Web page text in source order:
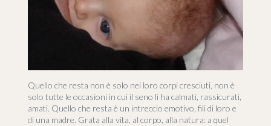
Quello che resta non è solo nei loro corpi cresciuti, non è
solo tutte le occasioni in cui il seno li ha calmati, rassicurati,
amati. Quello che resta è un intreccio emotivo, fili di loro e
di una madre. Grata alla vita, al corpo, alla natura: a quel